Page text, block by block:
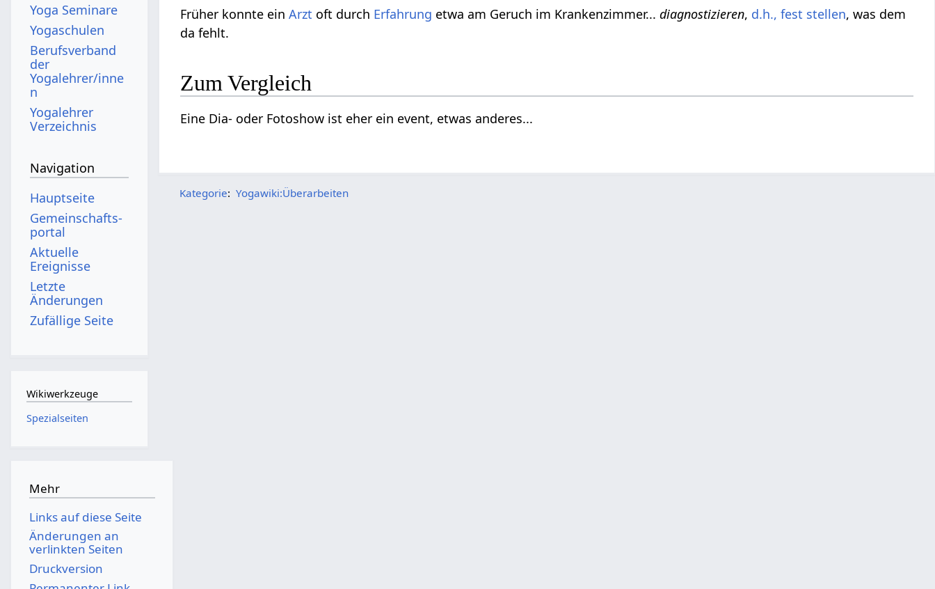
Früher konnte einArzt oft durch Erfahrung etwa am Geruch im Krankenzimmer...diagnostizieren, d.h., fest stellen, was dem
da fehlt.
Zum Vergleich
Eine Dia- oder Fotoshow ist eher ein event, etwas anderes...
Kategorie: Yogawiki:Überarbeiten
Yoga Seminare
Yogaschulen
Berufsverband
der
Yogalehrer/inne
n
Yogalehrer
Verzeichnis
Navigation
Hauptseite
Gemeinschafts­
portal
Aktuelle
Ereignisse
Letzte
Änderungen
Zufällige Seite
Wikiwerkzeuge
Spezialseiten
Mehr
Links auf diese Seite
Änderungen an
verlinkten Seiten
Druckversion